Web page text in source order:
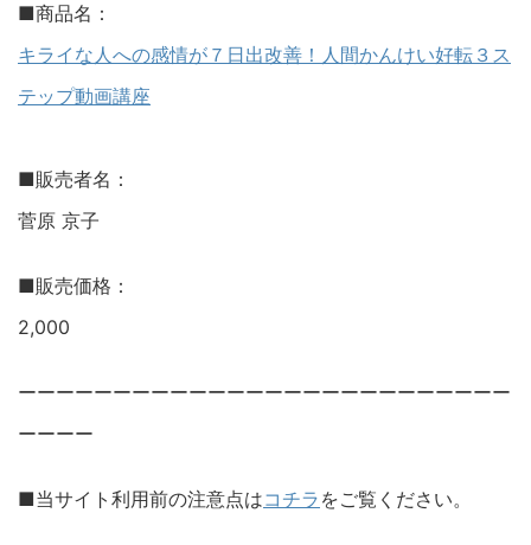
■商品名：
キライな人への感情が７日出改善！人間かんけい好転３ス
テップ動画講座
■販売者名：
菅原 京子
■販売価格：
2,000
ーーーーーーーーーーーーーーーーーーーーーーーーーー
ーーーー
■当サイト利用前の注意点はコチラ をご覧ください。